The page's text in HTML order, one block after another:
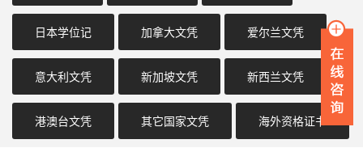
日本学位记 加拿大文凭 爱尔兰文凭
意大利文凭 新加坡文凭 新西兰文凭
港澳台文凭 其它国家文凭 海外资格证书